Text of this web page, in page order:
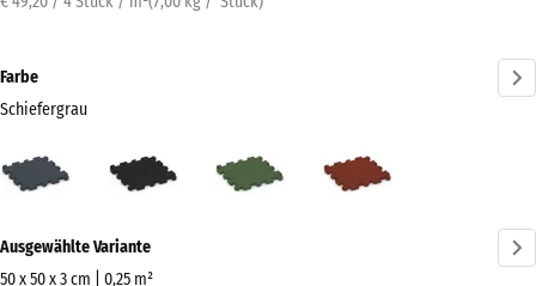
Farbe
Schiefergrau
Schiefergrau
(active)
Informationen
zu
Ausgewählte Variante
50 x 50 x 3 cm | 0,25 m²